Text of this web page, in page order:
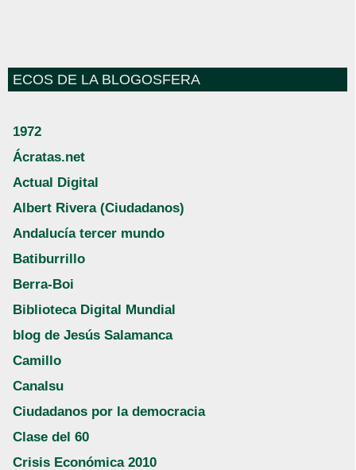
ECOS DE LA BLOGOSFERA
1972
Ácratas.net
Actual Digital
Albert Rivera (Ciudadanos)
Andalucía tercer mundo
Batiburrillo
Berra-Boi
Biblioteca Digital Mundial
blog de Jesús Salamanca
Camillo
Canalsu
Ciudadanos por la democracia
Clase del 60
Crisis Económica 2010